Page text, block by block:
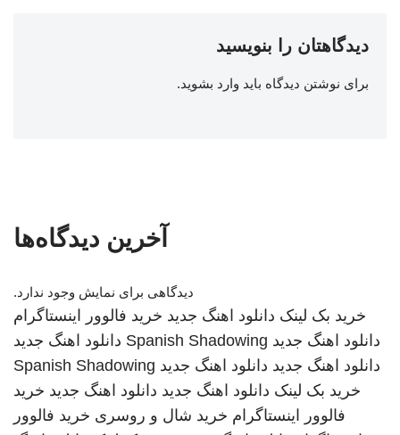
دیدگاهتان را بنویسید
برای نوشتن دیدگاه باید وارد بشوید.
آخرین دیدگاه‌ها
دیدگاهی برای نمایش وجود ندارد.
خرید بک لینک دانلود اهنگ جدید خرید فالوور اینستاگرام
دانلود اهنگ جدید Spanish Shadowing دانلود اهنگ جدید
دانلود اهنگ جدید دانلود اهنگ جدید Spanish Shadowing
خرید بک لینک دانلود اهنگ جدید دانلود اهنگ جدید خرید
فالوور اینستاگرام خرید شال و روسری خرید فالوور